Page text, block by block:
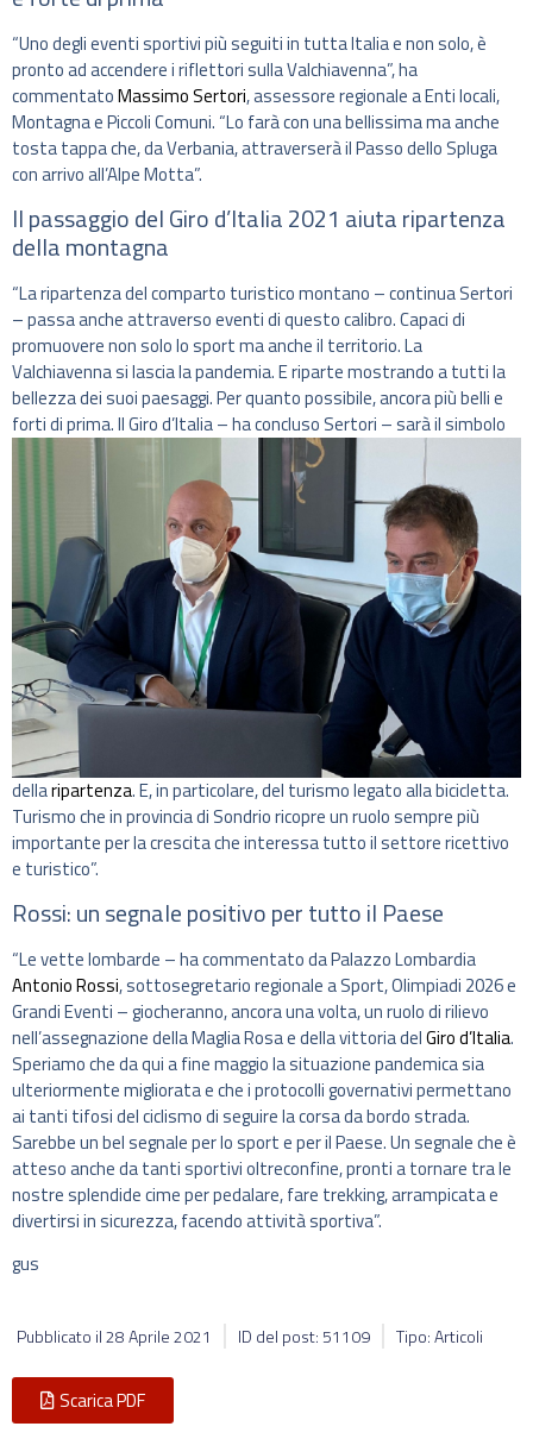
“Uno degli eventi sportivi più seguiti in tutta Italia e non solo, è
pronto ad accendere i riflettori sulla Valchiavenna”, ha
commentatoMassimo Sertori, assessore regionale a Enti locali,
Montagna e Piccoli Comuni. “Lo farà con una bellissima ma anche
tosta tappa che, da Verbania, attraverserà il Passo dello Spluga
con arrivo all’Alpe Motta”.
Il passaggio del Giro d’Italia 2021 aiuta ripartenza
della montagna
“La ripartenza del comparto turistico montano – continua Sertori
– passa anche attraverso eventi di questo calibro. Capaci di
promuovere non solo lo sport ma anche il territorio. La
Valchiavenna si lascia la pandemia. E riparte mostrando a tutti la
bellezza dei suoi paesaggi. Per quanto possibile, ancora più belli e
forti di prima.Il Giro d’Italia – ha concluso Sertori – sarà il simbolo
dellaripartenza. E, in particolare, del turismo legato alla bicicletta.
Turismo che in provincia di Sondrio ricopre un ruolo sempre più
importante per la crescita che interessa tutto il settore ricettivo
e turistico”.
Rossi: un segnale positivo per tutto il Paese
“Le vette lombarde – ha commentato da Palazzo Lombardia
Antonio Rossi, sottosegretario regionale a Sport, Olimpiadi 2026 e
Grandi Eventi – giocheranno, ancora una volta, un ruolo di rilievo
nell’assegnazione della Maglia Rosa e della vittoria delGiro d’Italia.
Speriamo che da qui a fine maggio la situazione pandemica sia
ulteriormente migliorata e che i protocolli governativi permettano
ai tanti tifosi del ciclismo di seguire la corsa da bordo strada.
Sarebbe un bel segnale per lo sport e per il Paese. Un segnale che è
atteso anche da tanti sportivi oltreconfine, pronti a tornare tra le
nostre splendide cime per pedalare, fare trekking, arrampicata e
divertirsi in sicurezza, facendo attività sportiva”.
gus
Pubblicato il28 Aprile 2021 ID del post: 51109 Tipo: Articoli
Scarica PDF